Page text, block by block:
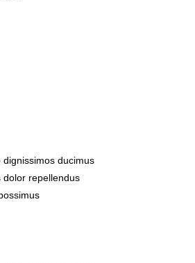
ducimus
dolor repellendus